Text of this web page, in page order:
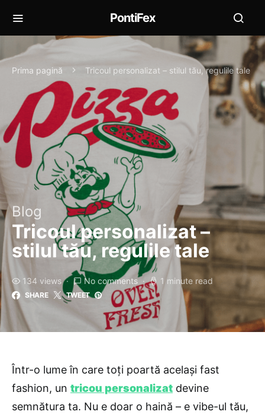
PontiFex
Prima pagină Tricoul personalizat – stilul tău, regulile tale
Blog
Tricoul personalizat –
stilul tău, regulile tale
134 views No comments 1 minute read
SHARE TWEET
Într-o lume în care toți poartă același fast
fashion, un tricou personalizat devine
semnătura ta. Nu e doar o haină – e vibe-ul tău,